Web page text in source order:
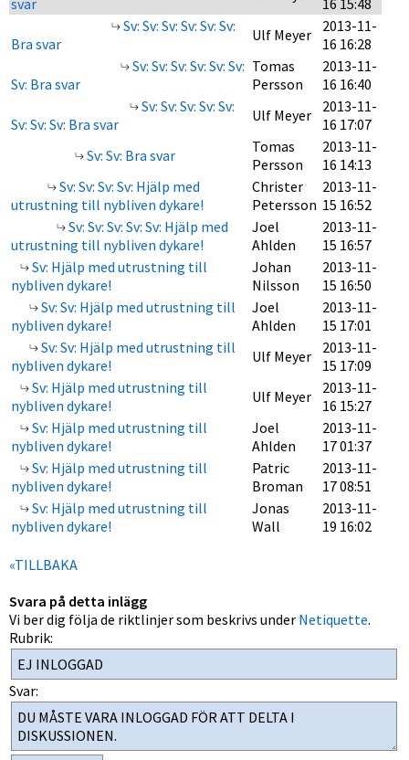
svar
16 15:48
Sv: Sv: Sv: Sv: Sv: Sv:
Bra svar
Ulf Meyer
2013-11-
16 16:28
Sv: Sv: Sv: Sv: Sv: Sv:
Sv: Bra svar
Tomas
Persson
2013-11-
16 16:40
Sv: Sv: Sv: Sv: Sv:
Sv: Sv: Sv: Bra svar
Ulf Meyer
2013-11-
16 17:07
Sv: Sv: Bra svar
Tomas
Persson
2013-11-
16 14:13
Sv: Sv: Sv: Sv: Hjälp med
utrustning till nybliven dykare!
Christer
Petersson
2013-11-
15 16:52
Sv: Sv: Sv: Sv: Sv: Hjälp med
utrustning till nybliven dykare!
Joel
Ahlden
2013-11-
15 16:57
Sv: Hjälp med utrustning till
nybliven dykare!
Johan
Nilsson
2013-11-
15 16:50
Sv: Sv: Hjälp med utrustning till
nybliven dykare!
Joel
Ahlden
2013-11-
15 17:01
Sv: Sv: Hjälp med utrustning till
nybliven dykare!
Ulf Meyer
2013-11-
15 17:09
Sv: Hjälp med utrustning till
nybliven dykare!
Ulf Meyer
2013-11-
16 15:27
Sv: Hjälp med utrustning till
nybliven dykare!
Joel
Ahlden
2013-11-
17 01:37
Sv: Hjälp med utrustning till
nybliven dykare!
Patric
Broman
2013-11-
17 08:51
Sv: Hjälp med utrustning till
nybliven dykare!
Jonas
Wall
2013-11-
19 16:02
«TILLBAKA
Svara på detta inlägg
Vi ber dig följa de riktlinjer som beskrivs under Netiquette.
Rubrik:
Svar: